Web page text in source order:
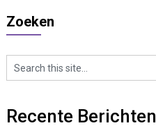
Zoeken
Recente Berichten